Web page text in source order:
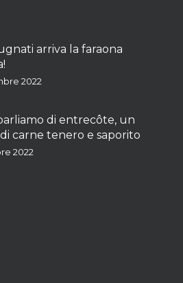
arriva la faraona
2022
di entrecôte, un
carne tenero e saporito
2022